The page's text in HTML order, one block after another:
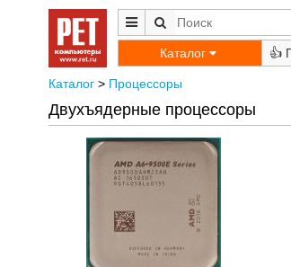
Каталог 👍
Каталог> Процессоры
Двухъядерные процессоры